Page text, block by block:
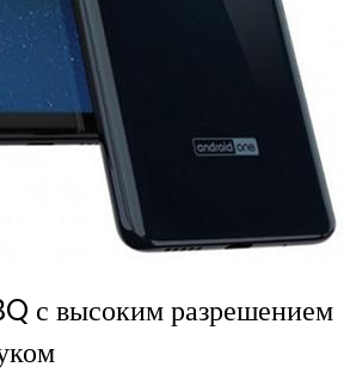
с высоким разрешением